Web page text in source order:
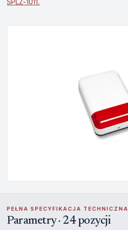
PEŁNA SPECYFIKACJA TECHNICZNA
Parametry · 24 pozycji